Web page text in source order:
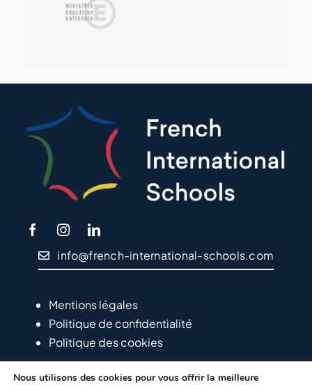
info@french-international-schools.com
Mentions légales
Politique de confidentialité
Politique des cookies
Nous utilisons des cookies pour vous offrir la meilleure